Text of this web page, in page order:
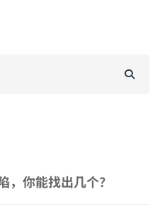
，你能找出几个？